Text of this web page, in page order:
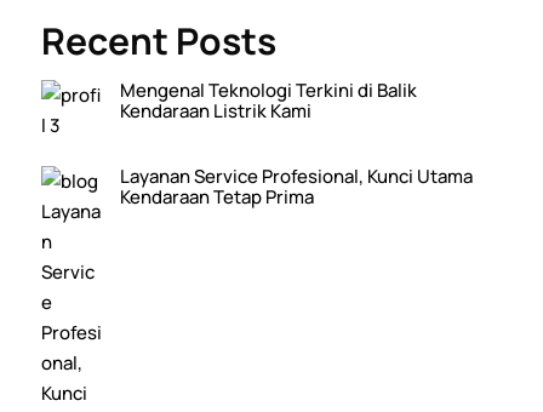
Recent Posts
Mengenal Teknologi Terkini di Balik
Kendaraan Listrik Kami
Layanan Service Profesional, Kunci Utama
Kendaraan Tetap Prima